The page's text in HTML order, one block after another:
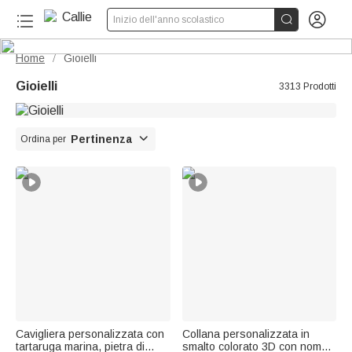
Inizio dell'anno scolastico  
Home / Gioielli
Gioielli 3313 Prodotti
Ordina per Pertinenza 
Cavigliera personalizzata con
tartaruga marina, pietra di
Collana personalizzata in
smalto colorato 3D con nome